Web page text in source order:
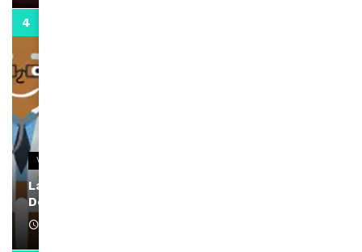
VIDEOS
La rubrique santé speciale coronavirus du
Docteur Makanda